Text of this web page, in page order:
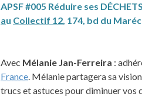
APSF #005 Réduire ses
au Collectif 12, 174, bd du
Avec Mélanie Jan-Ferreira :
France. Mélanie partagera sa
trucs et astuces pour diminuer vos